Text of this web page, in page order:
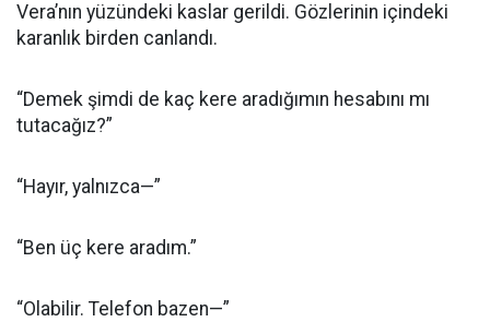
Vera’nın yüzündeki kaslar gerildi. Gözlerinin içindeki
karanlık birden canlandı.
“Demek şimdi de kaç kere aradığımın hesabını mı
tutacağız?”
“Hayır, yalnızca—”
“Ben üç kere aradım.”
“Olabilir. Telefon bazen—”